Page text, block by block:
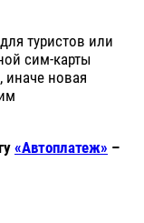
туристов или
сим-карты
иначе новая
«Автоплатеж» –